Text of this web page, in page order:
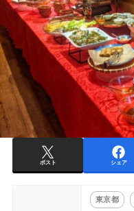
ポスト シェア
東京都